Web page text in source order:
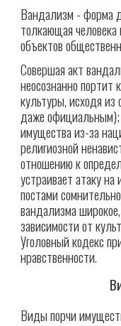
Вандализм - форма
толкающая человека
объектов
Совершая акт
неосознанно
культуры, исходя
даже официальным);
имущества из-за
религиозной
отношению к
устраивает атаку
постами
вандализма
зависимости от
Уголовный кодекс
нравственности.
Виды порчи